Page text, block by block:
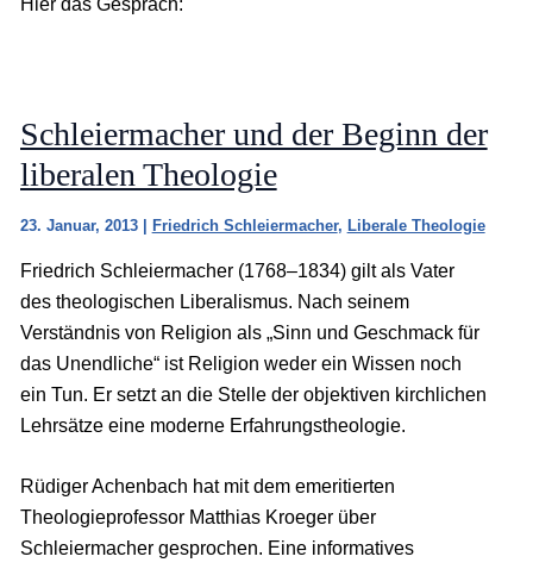
Hier das Gespräch:
Schleiermacher und der Beginn der
liberalen Theologie
23. Januar, 2013 Friedrich Schleiermacher, Liberale Theologie
Friedrich Schleiermacher (1768–1834) gilt als Vater
des theologischen Liberalismus. Nach seinem
Verständnis von Religion als „Sinn und Geschmack für
das Unendliche“ ist Religion weder ein Wissen noch
ein Tun. Er setzt an die Stelle der objektiven kirchlichen
Lehrsätze eine moderne Erfahrungstheologie.
Rüdiger Achenbach hat mit dem emeritierten
Theologieprofessor Matthias Kroeger über
Schleiermacher gesprochen. Eine informatives